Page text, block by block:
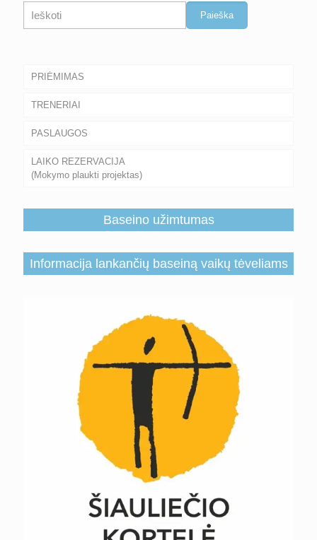
Paieška Paieška
PRIĖMIMAS
TRENERIAI
PASLAUGOS
LAIKO REZERVACIJA
(Mokymo plaukti projektas)
Baseino užimtumas
Informacija lankančių baseiną vaikų tėveliams